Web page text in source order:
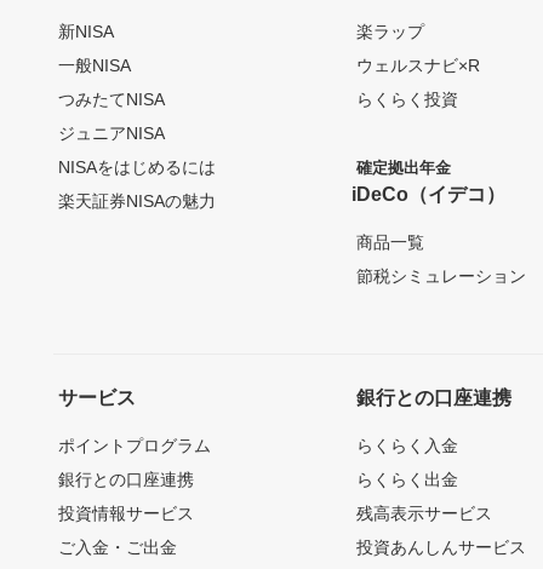
新NISA
一般NISA
つみたてNISA
ジュニアNISA
NISAをはじめるには
楽天証券NISAの魅力
楽ラップ
ウェルスナビ×R
らくらく投資
確定拠出年金
iDeCo（イデコ）
商品一覧
節税シミュレーション
サービス
ポイントプログラム
銀行との口座連携
投資情報サービス
ご入金・ご出金
銀行との口座連携
らくらく入金
らくらく出金
残高表示サービス
投資あんしんサービス